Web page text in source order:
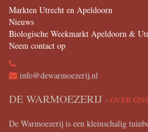
Markten Utrecht en Apeldoorn
Nieuws
Biologische Weekmarkt Apeldoorn &
Neem contact op
info@dewarmoezerij.nl
DE WARMOEZERIJ - OVER
De Warmoezerij is een kleinschalig